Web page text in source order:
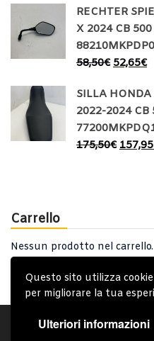
Questo sito utilizza
per migliorare la tua
Ulteriori informazioni
RECHTER
X 2024 CB
88210MKPDP0
58,50€ 52,65€
SILLA
2022-2024 CB
175,50€ 157,95
Carrello
Nessun prodotto nel carrello.
Account Condizioni